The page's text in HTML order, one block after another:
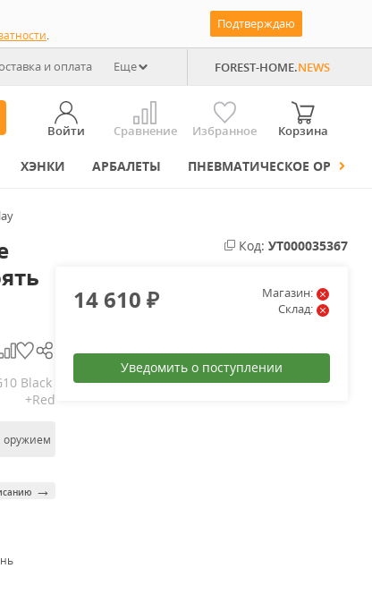
.
Подтверждаю
и оплата Еще FOREST-HOME.NEWS
Войти Сравнение Избранное Корзина
ХЭНКИ АРБАЛЕТЫ ПНЕВМАТИЧЕСКОЕ ОРУЖИЕ
Black
+Red
оружием
→
Код: УТ000035367
14 610₽
Магазин:
Склад:
Уведомить о поступлении